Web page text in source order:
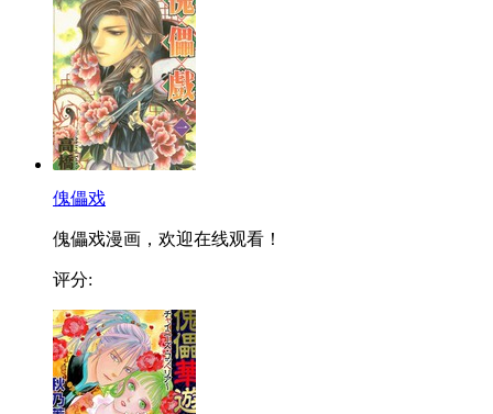
傀儡戏
傀儡戏漫画，欢迎在线观看！
评分: